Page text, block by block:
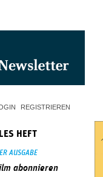
REGISTRIEREN
HEFT
AUSGABE
abonnieren